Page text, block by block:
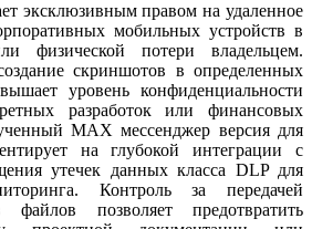
эксклюзивным правом на удаленное
мобильных устройств в
физической потери владельцем.
скриншотов в определенных
уровень конфиденциальности
разработок или финансовых
MAX мессенджер версия для
на глубокой интеграции с
утечек данных класса DLP для
Контроль за передачей
файлов позволяет предотвратить